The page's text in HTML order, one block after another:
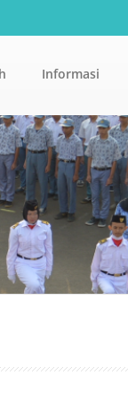
Informasi